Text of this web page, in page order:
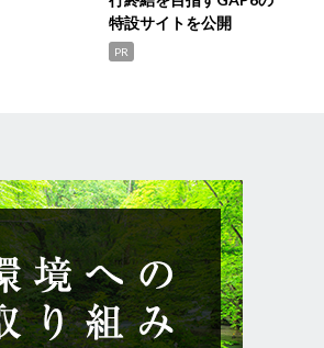
特設サイトを公開
PR